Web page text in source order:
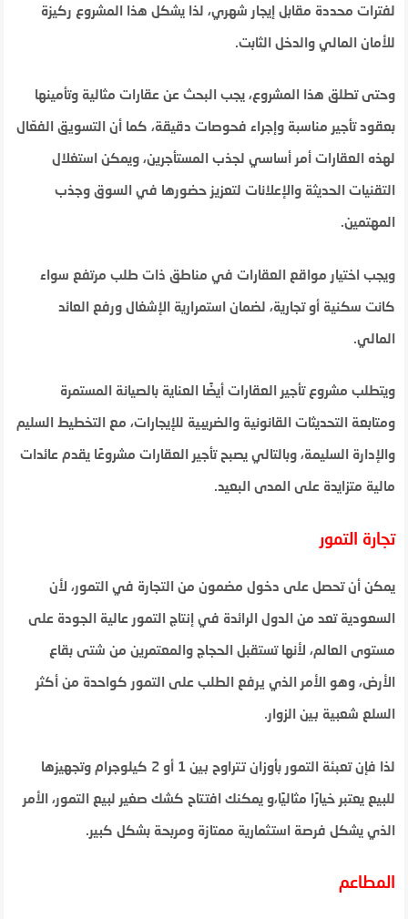
لفترات محددة مقابل إيجار شهري، لذا يشكل هذا المشروع ركيزة
للأمان المالي والدخل الثابت.
وحتى تطلق هذا المشروع، يجب البحث عن عقارات مثالية وتأمينها
بعقود تأجير مناسبة وإجراء فحوصات دقيقة، كما أن التسويق الفعّال
لهذه العقارات أمر أساسي لجذب المستأجرين، ويمكن استغلال
التقنيات الحديثة والإعلانات لتعزيز حضورها في السوق وجذب
المهتمين.
ويجب اختيار مواقع العقارات في مناطق ذات طلب مرتفع سواء
كانت سكنية أو تجارية، لضمان استمرارية الإشغال ورفع العائد
المالي.
ويتطلب مشروع تأجير العقارات أيضًا العناية بالصيانة المستمرة
ومتابعة التحديثات القانونية والضريبية للإيجارات، مع التخطيط السليم
والإدارة السليمة، وبالتالي يصبح تأجير العقارات مشروعًا يقدم عائدات
مالية متزايدة على المدى البعيد.
تجارة التمور
يمكن أن تحصل على دخول مضمون من التجارة في التمور، لأن
السعودية تعد من الدول الرائدة في إنتاج التمور عالية الجودة على
مستوى العالم، لأنها تستقبل الحجاج والمعتمرين من شتى بقاع
الأرض، وهو الأمر الذي يرفع الطلب على التمور كواحدة من أكثر
السلع شعبية بين الزوار.
لذا فإن تعبئة التمور بأوزان تتراوح بين 1 أو 2 كيلوجرام وتجهيزها
للبيع يعتبر خيارًا مثاليًا،و يمكنك افتتاح كشك صغير لبيع التمور، الأمر
الذي يشكل فرصة استثمارية ممتازة ومربحة بشكل كبير.
المطاعم